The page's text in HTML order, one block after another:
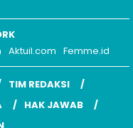
Aktuil.com Femme.id
TIM REDAKSI
HAK JAWAB